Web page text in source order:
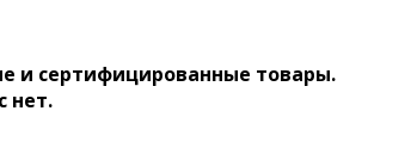
и сертифицированные товары.
нет.